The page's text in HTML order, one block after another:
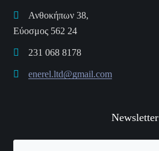
Ανθοκήπων 38,
Εύοσμος 562 24
231 068 8178
enerel.ltd@gmail.com
Newsletter